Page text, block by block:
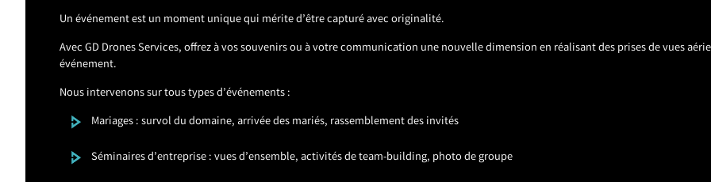
Un événement est un moment unique qui mérite d’être capturé avec originalité.
Avec GD Drones Services, offrez à vos souvenirs ou à votre communication une nouvelle dimension en réalisant des prises de vues
événement.
Nous intervenons sur tous types d’événements :
Mariages : survol du domaine, arrivée des mariés, rassemblement des invités
Séminaires d’entreprise : vues d’ensemble, activités de team-building, photo de groupe